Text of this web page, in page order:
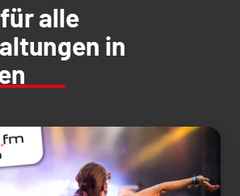
alle
in